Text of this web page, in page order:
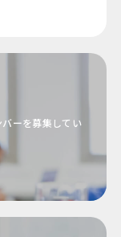
ーを募集してい